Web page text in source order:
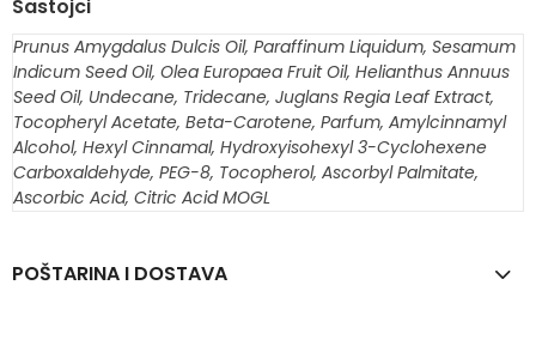
Sastojci
Prunus Amygdalus Dulcis Oil, Paraffinum Liquidum, Sesamum
Indicum Seed Oil, Olea Europaea Fruit Oil, Helianthus Annuus
Seed Oil, Undecane, Tridecane, Juglans Regia Leaf Extract,
Tocopheryl Acetate, Beta-Carotene, Parfum, Amylcinnamyl
Alcohol, Hexyl Cinnamal, Hydroxyisohexyl 3-Cyclohexene
Carboxaldehyde, PEG-8, Tocopherol, Ascorbyl Palmitate,
Ascorbic Acid, Citric Acid MOGL
POŠTARINA I DOSTAVA